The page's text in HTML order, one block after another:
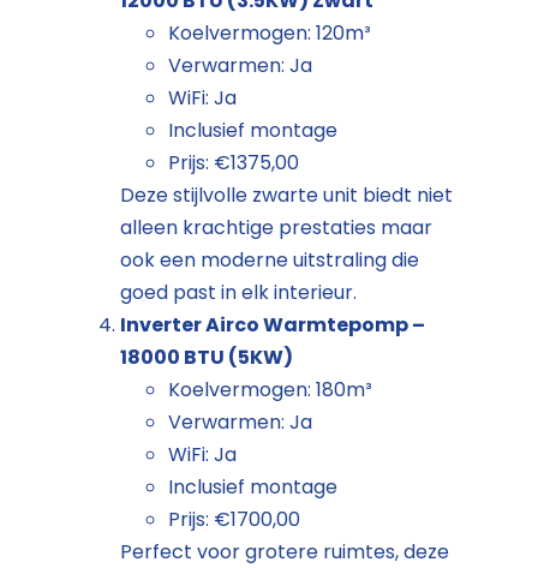
Koelvermogen: 120m³
Verwarmen: Ja
WiFi: Ja
Inclusief montage
Prijs: €1375,00
Deze stijlvolle zwarte unit biedt niet
alleen krachtige prestaties maar
ook een moderne uitstraling die
goed past in elk interieur.
Inverter Airco Warmtepomp –
18000 BTU (5KW)
Koelvermogen: 180m³
Verwarmen: Ja
WiFi: Ja
Inclusief montage
Prijs: €1700,00
Perfect voor grotere ruimtes, deze